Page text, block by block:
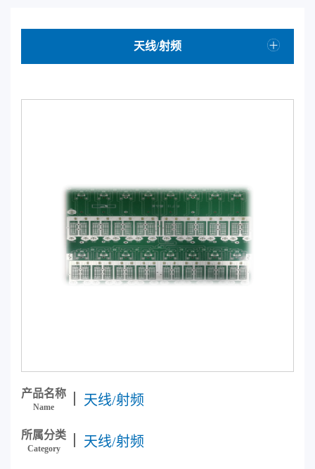
天线/射频
产品名称
Name 天线/射频
所属分类
Category 天线/射频